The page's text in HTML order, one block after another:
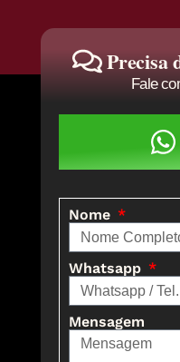
Precisa
Fale
Nome
Whatsapp
Mensagem